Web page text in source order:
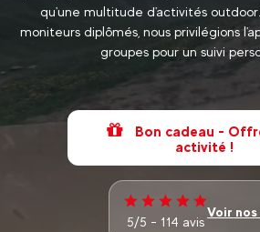
qu'une multitude d'activités
moniteurs diplômés, nous privilégions
groupes pour un suivi
Bon cadeau -
activité !
5/5 - 114 avis
Voir nos